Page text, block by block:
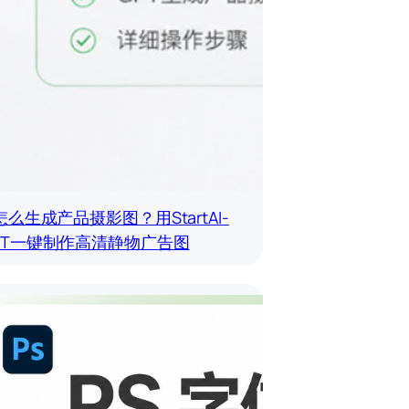
么生成产品摄影图？用StartAI-
一键制作高清静物广告图